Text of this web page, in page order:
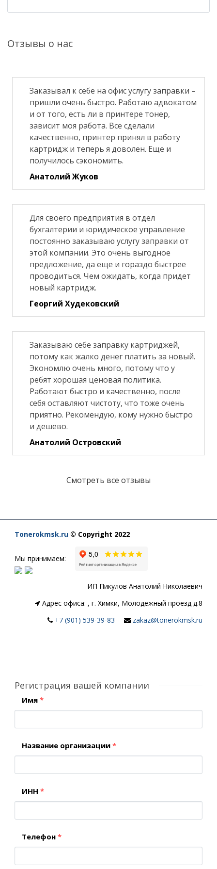
Отзывы о нас
Заказывал к себе на офис услугу заправки –
пришли очень быстро. Работаю адвокатом
и от того, есть ли в принтере тонер,
зависит моя работа. Все сделали
качественно, принтер принял в работу
картридж и теперь я доволен. Еще и
получилось сэкономить.
Анатолий Жуков
Для своего предприятия в отдел
бухгалтерии и юридическое управление
постоянно заказываю услугу заправки от
этой компании. Это очень выгодное
предложение, да еще и гораздо быстрее
проводиться. Чем ожидать, когда придет
новый картридж.
Георгий Худековский
Заказываю себе заправку картриджей,
потому как жалко денег платить за новый.
Экономлю очень много, потому что у
ребят хорошая ценовая политика.
Работают быстро и качественно, после
себя оставляют чистоту, что тоже очень
приятно. Рекомендую, кому нужно быстро
и дешево.
Анатолий Островский
Смотреть все отзывы
Tonerokmsk.ru © Copyright 2022
Мы принимаем:
ИП Пикулов Анатолий Николаевич
Адрес офиса: , г. Химки, Молодежный проезд д.8
+7 (901) 539-39-83
zakaz@tonerokmsk.ru
Регистрация вашей компании
Имя *
Название организации *
ИНН *
Телефон *